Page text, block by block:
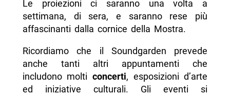
Le proiezioni ci saranno una volta a
settimana, di sera, e saranno rese più
affascinanti dalla cornice della Mostra.
Ricordiamo che il Soundgarden prevede
anche tanti altri appuntamenti che
includono molti concerti, esposizioni d’arte
ed iniziative culturali. Gli eventi si